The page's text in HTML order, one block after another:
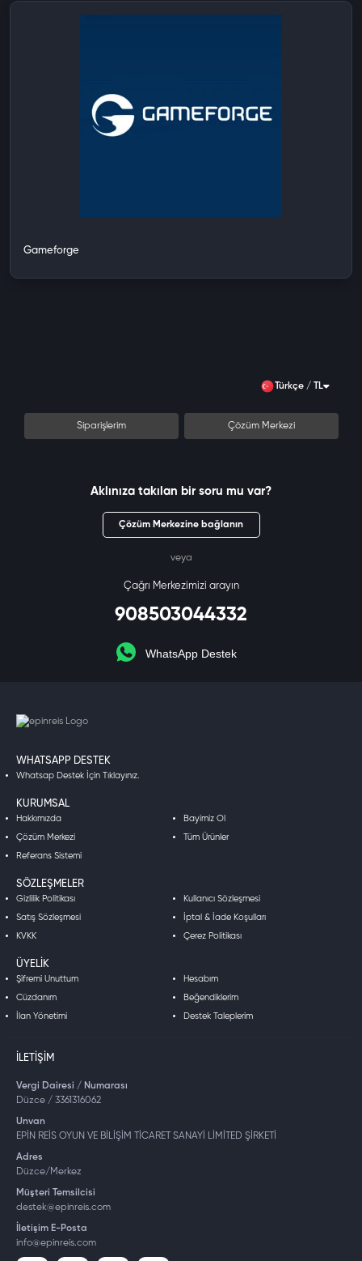
Gameforge
Türkçe / TL
Siparişlerim Çözüm Merkezi
Aklınıza takılan bir soru mu var?
Çözüm Merkezine bağlanın
veya
Çağrı Merkezimizi arayın
908503044332
WhatsApp Destek
WHATSAPP DESTEK
Whatsap Destek İçin Tıklayınız.
KURUMSAL
Hakkımızda Bayimiz Ol
Çözüm Merkezi Tüm Ürünler
Referans Sistemi
SÖZLEŞMELER
Gizlilik Politikası Kullanıcı Sözleşmesi
Satış Sözleşmesi İptal & İade Koşulları
KVKK Çerez Politikası
ÜYELIK
Şifremi Unuttum Hesabım
Cüzdanım Beğendiklerim
İlan Yönetimi Destek Taleplerim
İLETIŞIM
Vergi Dairesi / Numarası
Düzce / 3361316062
Unvan
EPİN REİS OYUN VE BİLİŞİM TİCARET SANAYİ LİMİTED ŞİRKETİ
Adres
Düzce/Merkez
Müşteri Temsilcisi
destek@epinreis.com
İletişim E-Posta
info@epinreis.com